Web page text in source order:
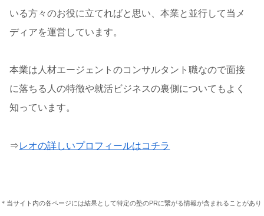
いる方々のお役に立てればと思い、本業と並行して当メ
ディアを運営しています。
本業は人材エージェントのコンサルタント職なので面接
に落ちる人の特徴や就活ビジネスの裏側についてもよく
知っています。
⇒レオの詳しいプロフィールはコチラ
＊当サイト内の各ページには結果として特定の塾のPRに繋がる情報が含まれることがあり